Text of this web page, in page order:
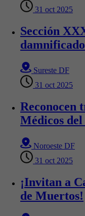
31 oct 2025
Sección
Sureste DF
31 oct 2025
Reconocen
Médicos
Noroeste DF
31 oct 2025
¡Invitan a
de Muertos!